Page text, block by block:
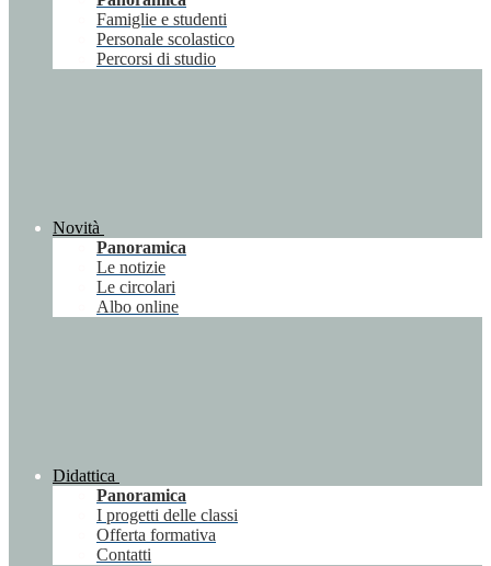
Famiglie e studenti
Personale scolastico
Percorsi di studio
Novità
Panoramica
Le notizie
Le circolari
Albo online
Didattica
Panoramica
I progetti delle classi
Offerta formativa
Contatti